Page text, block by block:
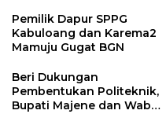
Pemilik Dapur SPPG
Kabuloang dan Karema2
Mamuju Gugat BGN
Beri Dukungan
Pembentukan Politeknik,
Bupati Majene dan Wabup